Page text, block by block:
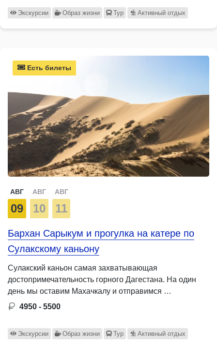
Экскурсии Образ жизни Тур Активный отдых
Есть билеты
АВГ
09
АВГ
10
АВГ
11
Бархан Сарыкум и прогулка на катере по
Сулакскому каньону
Сулакский каньон самая захватывающая
достопримечательность горного Дагестана. На один
день мы оставим Махачкалу и отправимся …
4950 - 5500
Экскурсии Образ жизни Тур Активный отдых